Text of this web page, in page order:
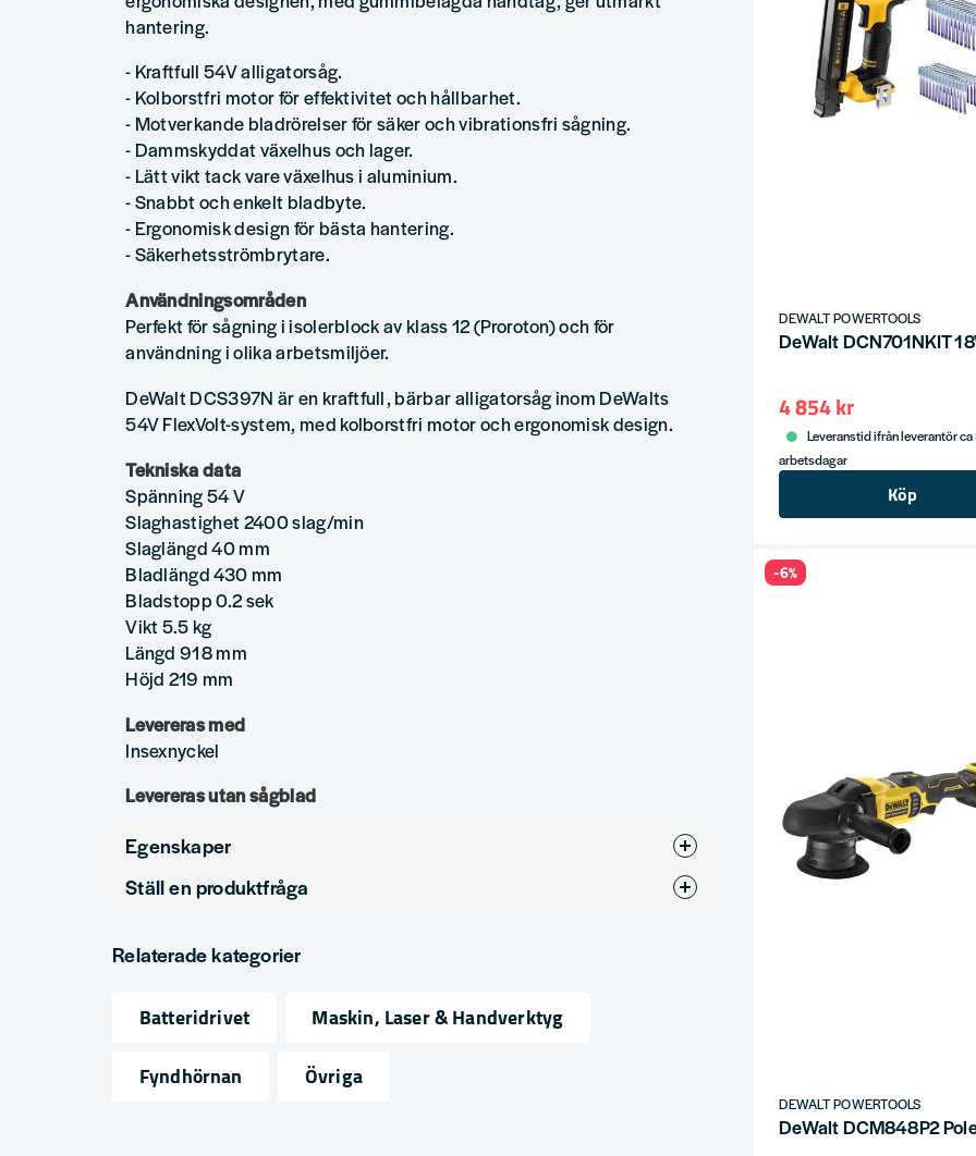
DeWalt
2 104 kr
1 425 kr
hantering.
- Kraftfull 54V alligatorsåg.
- Kolborstfri motor för effektivitet och hållbarhet.
- Motverkande bladrörelser för säker och vibrationsfri sågning.
- Dammskyddat växelhus och lager.
- Lätt vikt tack vare växelhus i aluminium.
- Snabbt och enkelt bladbyte.
- Ergonomisk design för bästa hantering.
- Säkerhetsströmbrytare.
Användningsområden
Perfekt för sågning i isolerblock av klass 12 (Proroton) och för
användning i olika arbetsmiljöer.
DeWalt DCS397N är en kraftfull, bärbar alligatorsåg inom DeWalts
54V FlexVolt-system, med kolborstfri motor och ergonomisk design.
Tekniska data
Spänning 54 V
Slaghastighet 2400 slag/min
Slaglängd 40 mm
Bladlängd 430 mm
Bladstopp 0.2 sek
Vikt 5.5 kg
Längd 918 mm
Höjd 219 mm
Levereras med
Insexnyckel
Levereras utan sågblad
Egenskaper
Varumärke
Ställ en produktfråga
Fråga oss något om denna produkten...
Relaterade kategorier
Batteridrivet
Maskin, Laser & Handverktyg
Fyndhörnan
Övriga
DEWALT POWERTOOLS
4 854 kr
Leveranstid ifrån leverantör ca
arbetsdagar
Köp
DEWALT POWERTOOLS
DeWalt DCM848P2
-6%